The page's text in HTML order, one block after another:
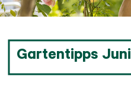
Gartentipps Juni